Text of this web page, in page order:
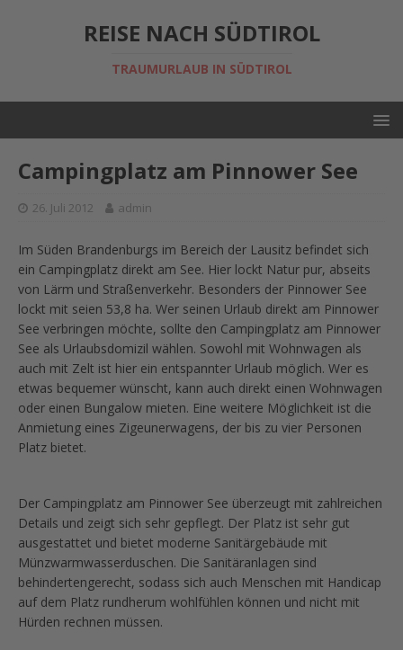
REISE NACH SÜDTIROL
TRAUMURLAUB IN SÜDTIROL
Campingplatz am Pinnower See
26. Juli 2012 admin
Im Süden Brandenburgs im Bereich der Lausitz befindet sich
ein Campingplatz direkt am See. Hier lockt Natur pur, abseits
von Lärm und Straßenverkehr. Besonders der Pinnower See
lockt mit seien 53,8 ha. Wer seinen Urlaub direkt am Pinnower
See verbringen möchte, sollte den Campingplatz am Pinnower
See als Urlaubsdomizil wählen. Sowohl mit Wohnwagen als
auch mit Zelt ist hier ein entspannter Urlaub möglich. Wer es
etwas bequemer wünscht, kann auch direkt einen Wohnwagen
oder einen Bungalow mieten. Eine weitere Möglichkeit ist die
Anmietung eines Zigeunerwagens, der bis zu vier Personen
Platz bietet.
Der Campingplatz am Pinnower See überzeugt mit zahlreichen
Details und zeigt sich sehr gepflegt. Der Platz ist sehr gut
ausgestattet und bietet moderne Sanitärgebäude mit
Münzwarmwasserduschen. Die Sanitäranlagen sind
behindertengerecht, sodass sich auch Menschen mit Handicap
auf dem Platz rundherum wohlfühlen können und nicht mit
Hürden rechnen müssen.